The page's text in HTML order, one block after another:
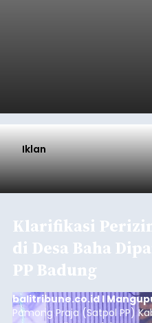
Iklan
Klarifikasi
di Desa Baha
PP Badung
balitribune.co.id I
Pamong Praja (Satpol PP)